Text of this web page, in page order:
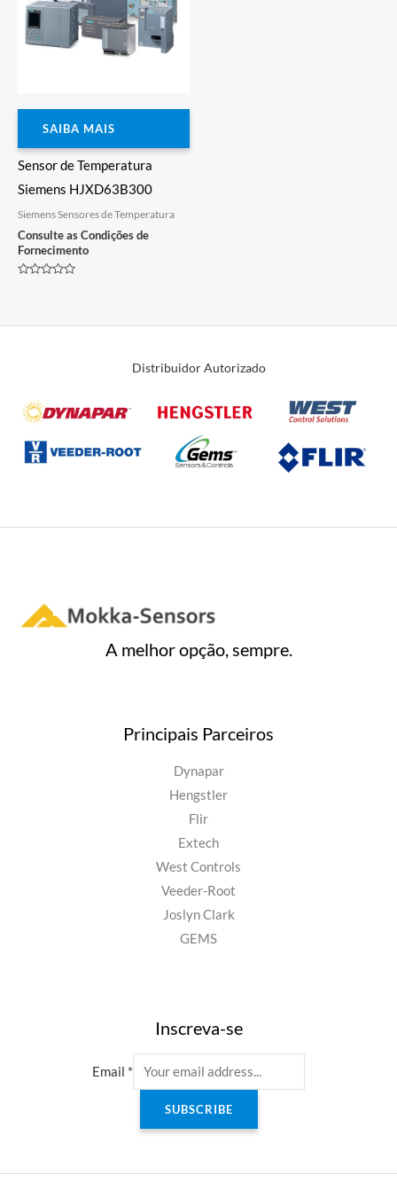
SAIBA MAIS
Sensor de Temperatura
Siemens HJXD63B300
Siemens Sensores de Temperatura
Consulte as Condições de
Fornecimento
Distribuidor Autorizado
A melhor opção, sempre.
Principais Parceiros
Dynapar
Hengstler
Flir
Extech
West Controls
Veeder-Root
Joslyn Clark
GEMS
Inscreva-se
Email *
SUBSCRIBE